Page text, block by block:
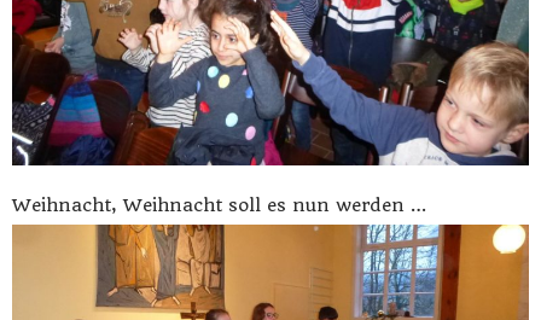
Weihnacht, Weihnacht soll es nun werden …